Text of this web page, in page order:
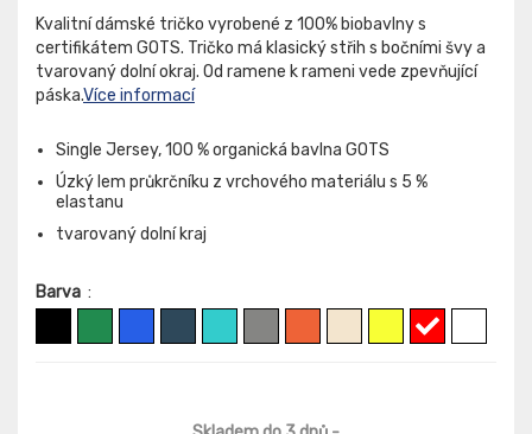
Kvalitní dámské tričko vyrobené z 100% biobavlny s
certifikátem GOTS. Tričko má klasický střih s bočními švy a
tvarovaný dolní okraj. Od ramene k rameni vede zpevňující
páska.Více informací
Single Jersey, 100 % organická bavlna GOTS
Úzký lem průkrčníku z vrchového materiálu s 5 %
elastanu
tvarovaný dolní kraj
Barva :